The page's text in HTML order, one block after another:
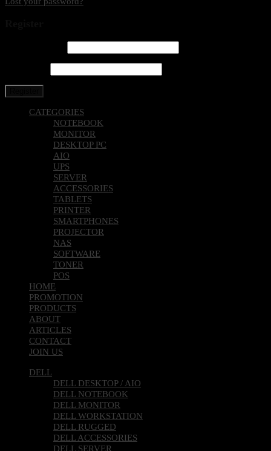
CATEGORIES
NOTEBOOK
MONITOR
DESKTOP PC
AIO
UPS
SERVER
ACCESSORIES
TABLETS
PRINTER
SMARTPHONES
PROJECTOR
NAS
SOFTWARE
TONER
POS
HOME
PROMOTION
PRODUCTS
ABOUT
ARTICLES
CONTACT
JOIN US
DELL
DELL DESKTOP / AIO
DELL NOTEBOOK
DELL MONITOR
DELL WORKSTATION
DELL RUGGED
DELL ACCESSORIES
DELL SERVER